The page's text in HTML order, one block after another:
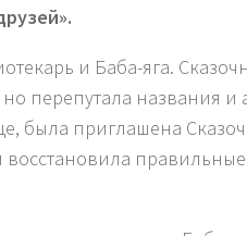
и Баба-яга.
перепутала названия и
была приглашена